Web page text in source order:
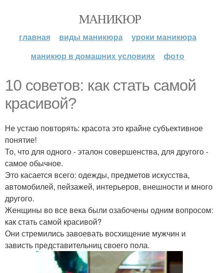
МАНИКЮР
главная виды маникюра
уроки маникюра
маникюр в домашних условиях
фото
10 советов: как стать самой
красивой?
Не устаю повторять: красота это крайне субъективное
понятие!
То, что для одного - эталон совершенства, для другого -
самое обычное.
Это касается всего: одежды, предметов искусства,
автомобилей, пейзажей, интерьеров, внешности и много
другого.
Женщины во все века были озабочены одним вопросом:
как стать самой красивой?
Они стремились завоевать восхищение мужчин и
зависть представительниц своего пола.